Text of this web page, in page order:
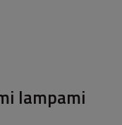
lampami